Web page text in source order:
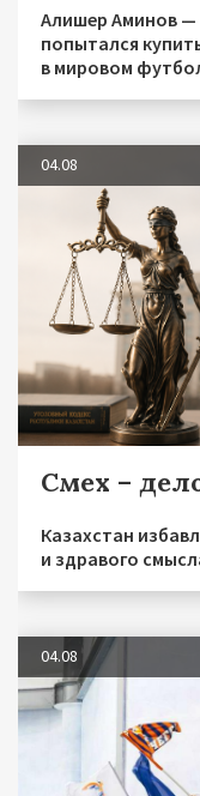
Алишер Аминов
попытался
в мировом
04.08
Смех –
Казахстан
и здравого
04.08